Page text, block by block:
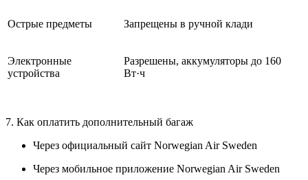
Острые предметы Запрещены в ручной клади
Электронные
устройства
Разрешены, аккумуляторы до 160
Вт·ч
7. Как оплатить дополнительный багаж
Через официальный сайт Norwegian Air Sweden
Через мобильное приложение Norwegian Air Sweden